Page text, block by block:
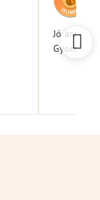
Jó árak
Gyors